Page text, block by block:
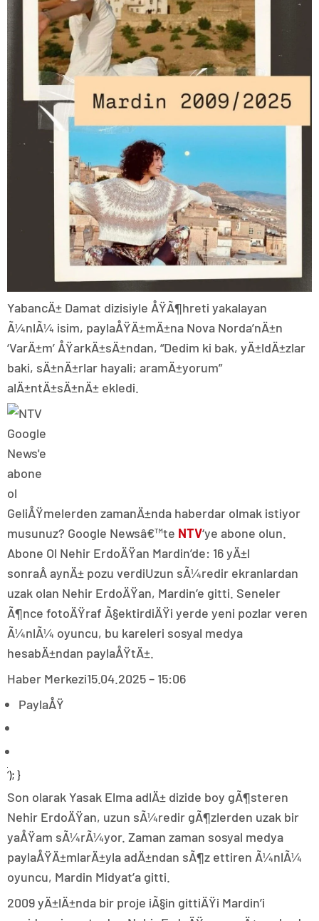
YabancÄ± Damat dizisiyle ÅŸÃ¶hreti yakalayan
Ã¼nlÃ¼ isim, paylaÅŸÄ±mÄ±na Nova Norda’nÄ±n
‘VarÄ±m’ ÅŸarkÄ±sÄ±ndan, “Dedim ki bak, yÄ±ldÄ±zlar
baki, sÄ±nÄ±rlar hayali; aramÄ±yorum”
alÄ±ntÄ±sÄ±nÄ± ekledi.
GeliÅŸmelerden zamanÄ±nda haberdar olmak istiyor
musunuz? Google Newsâ€™te NTV‘ye abone olun.
Abone Ol Nehir ErdoÄŸan Mardin’de: 16 yÄ±l
sonraÂ aynÄ± pozu verdiUzun sÃ¼redir ekranlardan
uzak olan Nehir ErdoÄŸan, Mardin’e gitti. Seneler
Ã¶nce fotoÄŸraf Ã§ektirdiÄŸi yerde yeni pozlar veren
Ã¼nlÃ¼ oyuncu, bu kareleri sosyal medya
hesabÄ±ndan paylaÅŸtÄ±.
Haber Merkezi15.04.2025 – 15:06
PaylaÅŸ
‘); }
Son olarak Yasak Elma adlÄ± dizide boy gÃ¶steren
Nehir ErdoÄŸan, uzun sÃ¼redir gÃ¶zlerden uzak bir
yaÅŸam sÃ¼rÃ¼yor. Zaman zaman sosyal medya
paylaÅŸÄ±mlarÄ±yla adÄ±ndan sÃ¶z ettiren Ã¼nlÃ¼
oyuncu, Mardin Midyat’a gitti.
2009 yÄ±lÄ±nda bir proje iÃ§in gittiÄŸi Mardin’i